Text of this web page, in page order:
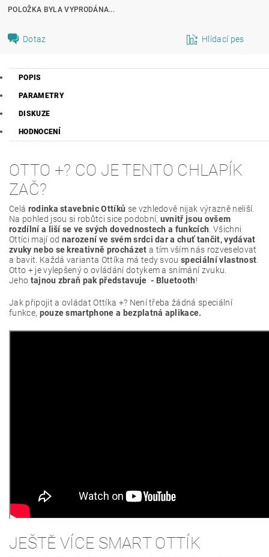
POLOŽKA BYLA VYPRODÁNA...
Dotaz Hlídací pes
POPIS
PARAMETRY
DISKUZE
HODNOCENÍ
OTTO +? CO JE TENTO CHLAPÍK
ZAČ?
Celá rodinka stavebnic Ottíků se vzhledově nijak výrazně neliší.
Na pohled jsou si robůtci sice podobní, uvnitř jsou ovšem
rozdílní a liší se ve svých dovednostech a funkcích. Všichni
Ottíci mají od narození ve svém srdci dar a chuť tančit, vydávat
zvuky nebo se kreativně procházet a tím vším nás rozveselovat
a bavit. Každá varianta Ottíka má tedy svou speciální vlastnost.
Otto + je vylepšený o ovládání dotykem a snímání zvuku.
Jeho tajnou zbraň pak představuje - Bluetooth!
Jak připojit a ovládat Ottíka +? Není třeba žádná speciální
funkce, pouze smartphone a bezplatná aplikace.
JEŠTĚ VÍCE SMART OTTÍK